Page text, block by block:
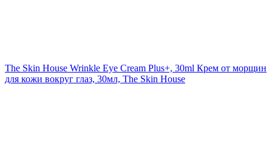
The Skin House Wrinkle Eye Cream Plus+, 30ml Крем от морщин
для кожи вокруг глаз, 30мл, The Skin House